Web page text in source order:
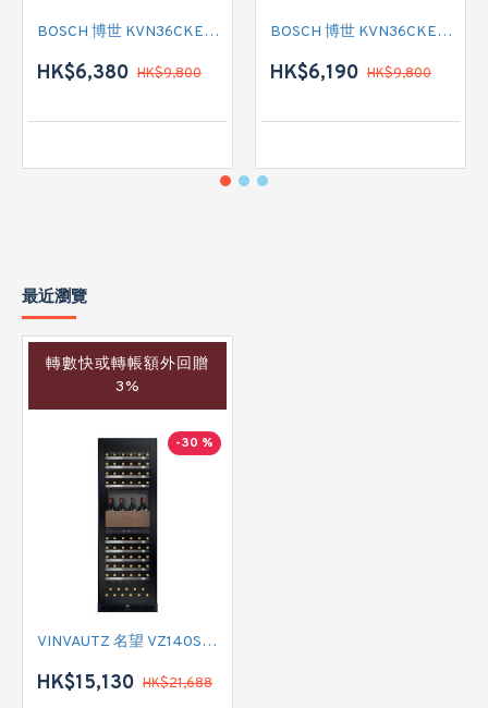
BOSCH 博世 KVN36CKEA2 雙門雪櫃
HK$6,380 HK$9,800
BOSCH 博世 KVN36CKEA2 雙門雪櫃 左門鉸
HK$6,190 HK$9,800
最近瀏覽
轉數快或轉帳額外回贈
3%
-30 %
VINVAUTZ 名望 VZ140SDUG 酒櫃
HK$15,130 HK$21,688